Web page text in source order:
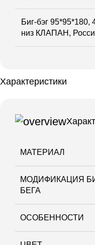
Биг-бэг
низ КЛАПАН,
Характеристики
МАТЕРИАЛ
МОДИФИКАЦИЯ
БЕГА
ОСОБЕННОСТИ